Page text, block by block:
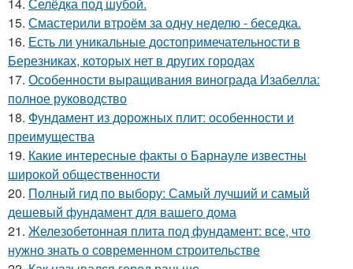
14. Селёдка под шубой.
15. Смастерили втроём за одну неделю - беседка.
16. Есть ли уникальные достопримечательности в
Березниках, которых нет в других городах
17. Особенности выращивания винограда Изабелла:
полное руководство
18. Фундамент из дорожных плит: особенности и
преимущества
19. Какие интересные факты о Барнауле известны
широкой общественности
20. Полный гид по выбору: Самый лучший и самый
дешевый фундамент для вашего дома
21. Железобетонная плита под фундамент: все, что
нужно знать о современном строительстве